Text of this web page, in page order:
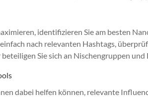
identifizieren Sie am besten
nach relevanten Hashtags,
Sie sich an Nischengruppen und
dabei helfen können, relevante